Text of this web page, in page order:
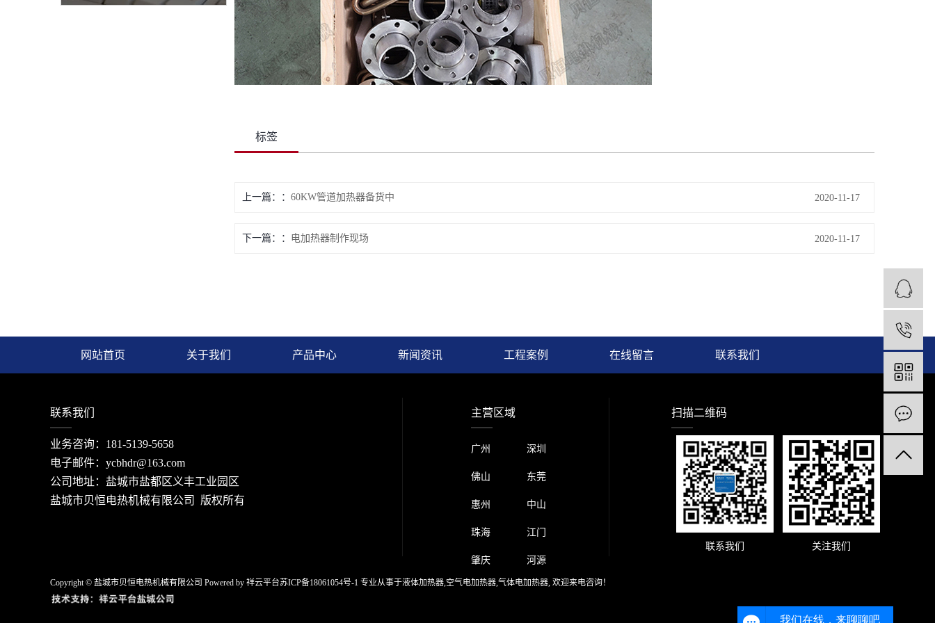
标签
上一篇： 60KW管道加热器备货中 2020-11-17
下一篇： 电加热器制作现场 2020-11-17
网站首页 关于我们 产品中心 新闻资讯 工程案例 在线留言 联系我们
联系我们
业务咨询：181-5139-5658
电子邮件：ycbhdr@163.com
公司地址：盐城市盐都区义丰工业园区
盐城市贝恒电热机械有限公司 版权所有
主营区域
广州 深圳
佛山 东莞
惠州 中山
珠海 江门
肇庆 河源
扫描二维码
联系我们 关注我们
Copyright © 盐城市贝恒电热机械有限公司 Powered by 祥云平台苏ICP备18061054号-1 专业从事于液体加热器,空气电加热器,气体电加热器, 欢迎来电咨询！